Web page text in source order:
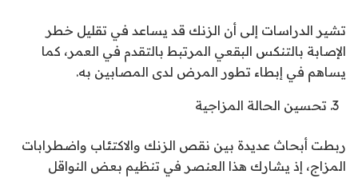
تشير الدراسات إلى أن الزنك قد يساعد في تقليل خطر
الإصابة بالتنكس البقعي المرتبط بالتقدم في العمر، كما
يساهم في إبطاء تطور المرض لدى المصابين به.
تحسين الحالة المزاجية
ربطت أبحاث عديدة بين نقص الزنك والاكتئاب واضطرابات
المزاج، إذ يشارك هذا العنصر في تنظيم بعض النواقل